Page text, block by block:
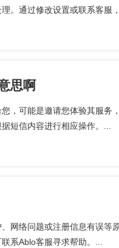
。通过修改设置或联系客服
思啊
，可能是邀请您体验其服务
短信内容进行相应操作。...
网络问题或注册信息有误等
系Ablo客服寻求帮助。...